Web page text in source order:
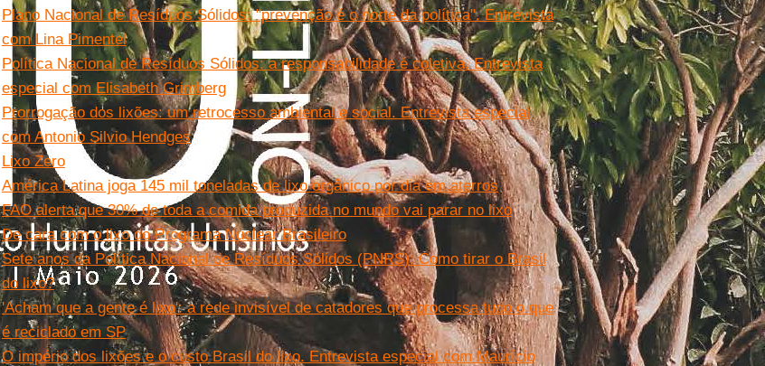
Plano Nacional de Resíduos Sólidos: "prevenção é o norte da política". Entrevista
com Lina Pimentel
Política Nacional de Resíduos Sólidos: a responsabilidade é coletiva. Entrevista
especial com Elisabeth Grimberg
Prorrogação dos lixões: um retrocesso ambiental e social. Entrevista especial
com Antonio Silvio Hendges
Lixo Zero
América Latina joga 145 mil toneladas de lixo orgânico por dia em aterros
FAO alerta que 30% de toda a comida produzida no mundo vai parar no lixo
De cara com o lixo do Programa Nuclear Brasileiro
Sete anos da Política Nacional de Resíduos Sólidos (PNRS): Como tirar o Brasil
do lixo?
'Acham que a gente é lixo': a rede invisível de catadores que processa tudo o que
é reciclado em SP
O império dos lixões e o custo Brasil do lixo. Entrevista especial com Maurício